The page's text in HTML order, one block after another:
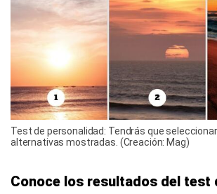
Test de personalidad: Tendrás que
alternativas mostradas. (Creación: Mag)
Conoce los resultados del test